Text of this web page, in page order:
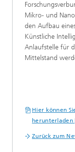
Mikro- und
den Aufbau
Künstliche
Anlaufstelle für
Mittelstand
Hier können
herunterladen
Zurück zum